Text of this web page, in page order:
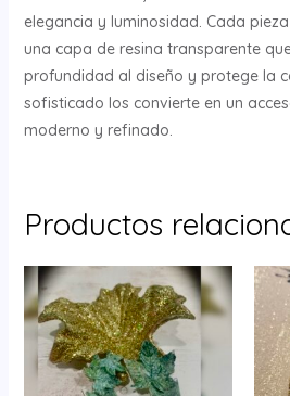
elegancia y luminosidad. Cada
una capa de resina transparente
profundidad al diseño y protege la
sofisticado los convierte en un
moderno y refinado.
Productos